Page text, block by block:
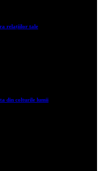
relațiilor tale
din colturile lumii